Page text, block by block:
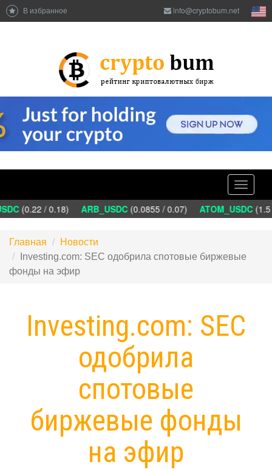
В избранное info@cryptobum.net
Toggle
(0.22 / 0.18) ARB_USDC(0.0855 / 0.07) ATOM_USDC(1.5
Главная
Новости
Investing.com: SEC одобрила спотовые биржевые
фонды на эфир
Investing.com: SEC
одобрила
спотовые
биржевые фонды
на эфир